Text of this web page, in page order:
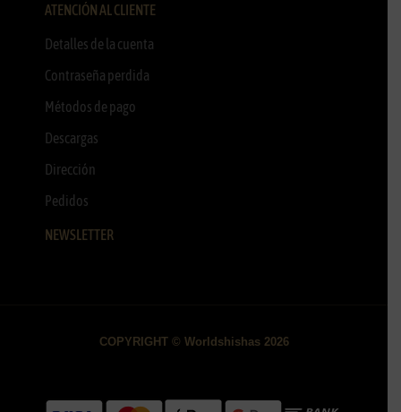
ATENCIÓN AL CLIENTE
Detalles de la cuenta
Contraseña perdida
Métodos de pago
Descargas
Dirección
Pedidos
NEWSLETTER
COPYRIGHT © Worldshishas 2026